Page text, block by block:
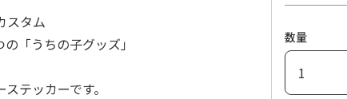
スタム
「うちの子グッズ」
テッカーです。
数量